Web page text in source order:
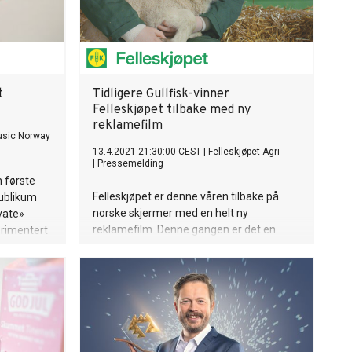
Norway
første
å finne
Tidligere Gullfisk-vinner
Felleskjøpet tilbake med ny
reklamefilm
13.4.2021 21:30:00 CEST
Felleskjøpet Agri
Pressemelding
Felleskjøpet er denne våren tilbake på
norske skjermer med en helt ny
reklamefilm. Denne gangen er det en
spiller hovedrollen.